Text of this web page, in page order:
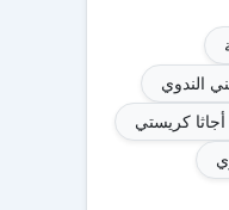
الندوي
أجاثا كريستي